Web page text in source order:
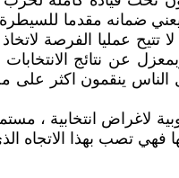
الانتخابي العام للائتلاف مما
الفرصة لاتخاذ
عن نتائج الانتخابات
ينقمون اكثر
لاغراض انتخابية ،
فهي تصب بهذا